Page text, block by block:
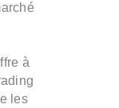
à
les